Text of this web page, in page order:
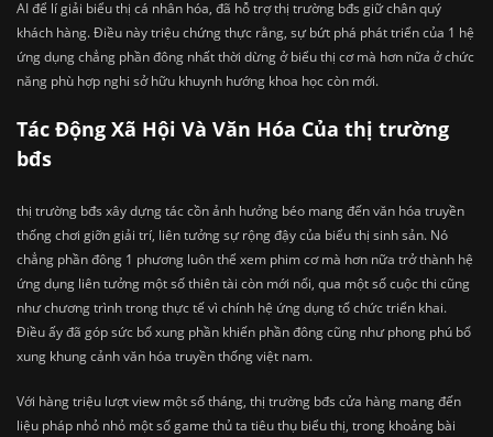
AI để lí giải biểu thị cá nhân hóa, đã hỗ trợ thị trường bđs giữ chân quý
khách hàng. Điều này triệu chứng thực rằng, sự bứt phá phát triển của 1 hệ
ứng dụng chẳng phần đông nhất thời dừng ở biểu thị cơ mà hơn nữa ở chức
năng phù hợp nghi sở hữu khuynh hướng khoa học còn mới.
Tác Động Xã Hội Và Văn Hóa Của thị trường
bđs
thị trường bđs xây dựng tác cồn ảnh hưởng béo mang đến văn hóa truyền
thống chơi giỡn giải trí, liên tưởng sự rộng đậy của biểu thị sinh sản. Nó
chẳng phần đông 1 phương luôn thể xem phim cơ mà hơn nữa trở thành hệ
ứng dụng liên tưởng một số thiên tài còn mới nổi, qua một số cuộc thi cũng
như chương trình trong thực tế vì chính hệ ứng dụng tổ chức triển khai.
Điều ấy đã góp sức bổ xung phần khiến phần đông cũng như phong phú bổ
xung khung cảnh văn hóa truyền thống việt nam.
Với hàng triệu lượt view một số tháng, thị trường bđs cửa hàng mang đến
liệu pháp nhỏ nhỏ một số game thủ ta tiêu thụ biểu thị, trong khoảng bài